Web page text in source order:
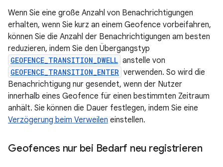
Wenn Sie eine große Anzahl von Benachrichtigungen
erhalten, wenn Sie kurz an einem Geofence vorbeifahren,
können Sie die Anzahl der Benachrichtigungen am besten
reduzieren, indem Sie den Übergangstyp
GEOFENCE_TRANSITION_DWELL anstelle von
GEOFENCE_TRANSITION_ENTER verwenden. So wird die
Benachrichtigung nur gesendet, wenn der Nutzer
innerhalb eines Geofence für einen bestimmten Zeitraum
anhält. Sie können die Dauer festlegen, indem Sie eine
Verzögerung beim Verweilen einstellen.
Geofences nur bei Bedarf neu registrieren